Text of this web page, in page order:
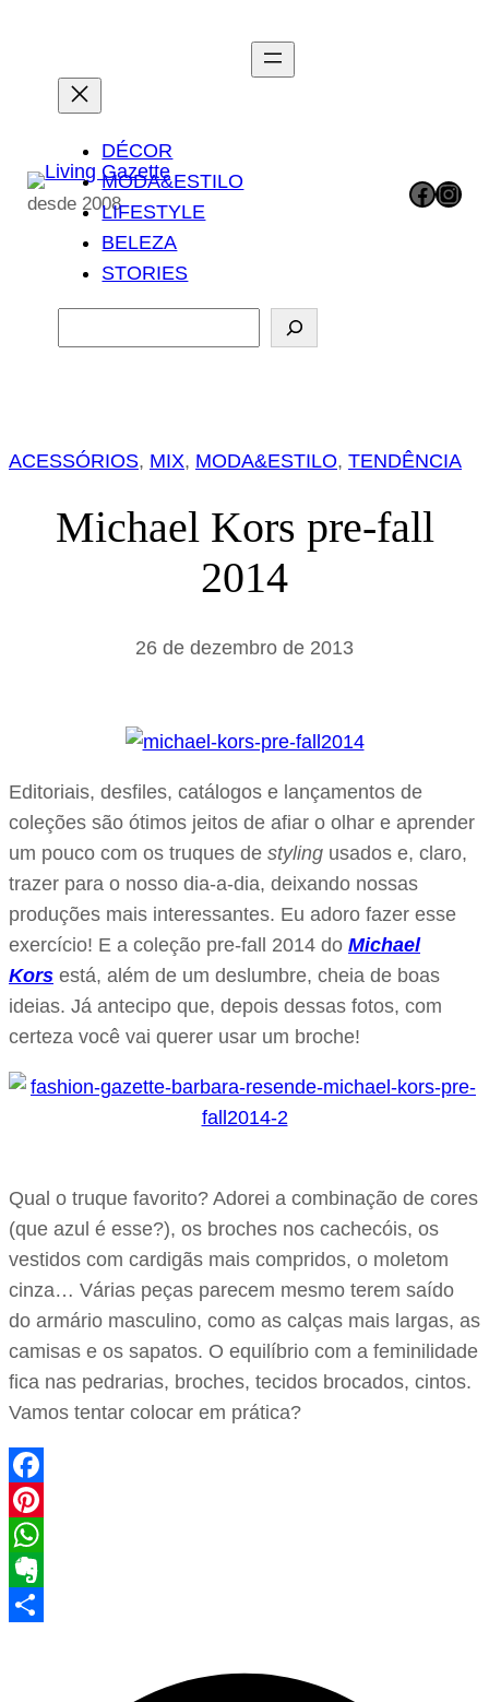
conteúdo
desde 2008
DÉCOR
MODA&ESTILO
LIFESTYLE
BELEZA
STORIES
e
i
a
Facebook Instagram
ACESSÓRIOS, MIX, MODA&ESTILO, TENDÊNCIA
Michael Kors pre-fall
2014
26 de dezembro de 2013
Editoriais, desfiles, catálogos e lançamentos de
coleções são ótimos jeitos de afiar o olhar e aprender
um pouco com os truques de styling usados e, claro,
trazer para o nosso dia-a-dia, deixando nossas
produções mais interessantes. Eu adoro fazer esse
exercício! E a coleção pre-fall 2014 do Michael
Kors está, além de um deslumbre, cheia de boas
ideias. Já antecipo que, depois dessas fotos, com
certeza você vai querer usar um broche!
Qual o truque favorito? Adorei a combinação de cores
(que azul é esse?), os broches nos cachecóis, os
vestidos com cardigãs mais compridos, o moletom
cinza… Várias peças parecem mesmo terem saído
do armário masculino, como as calças mais largas, as
camisas e os sapatos. O equilíbrio com a feminilidade
fica nas pedrarias, broches, tecidos brocados, cintos.
Vamos tentar colocar em prática?
Facebook
Pinterest
WhatsApp
Evernote